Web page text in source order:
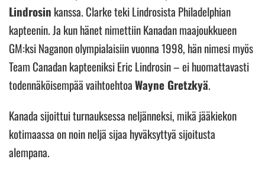
Lindrosin kanssa. Clarke teki Lindrosista Philadelphian
kapteenin. Ja kun hänet nimettiin Kanadan maajoukkueen
GM:ksi Naganon olympialaisiin vuonna 1998, hän nimesi myös
Team Canadan kapteeniksi Eric Lindrosin – ei huomattavasti
todennäköisempää vaihtoehtoaWayne Gretzkyä.
Kanada sijoittui turnauksessa neljänneksi, mikä jääkiekon
kotimaassa on noin neljä sijaa hyväksyttyä sijoitusta
alempana.